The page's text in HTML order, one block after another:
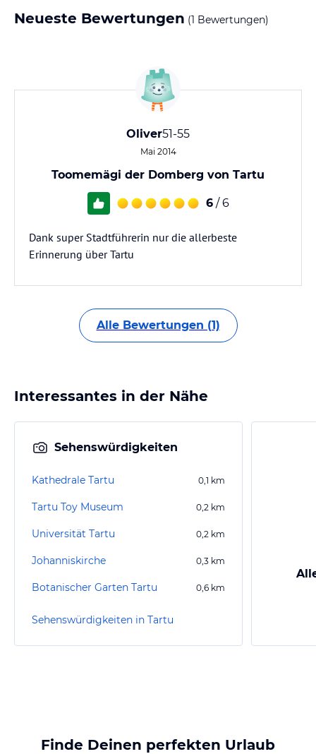
Neueste Bewertungen (1 Bewertungen)
Oliver51-55
Mai 2014
Toomemägi der Domberg von Tartu
6 / 6
Dank super Stadtführerin nur die allerbeste
Erinnerung über Tartu
Alle Bewertungen (1)
Interessantes in der Nähe
Sehenswürdigkeiten
Kathedrale Tartu 0,1 km
Tartu Toy Museum 0,2 km
Universität Tartu 0,2 km
Johanniskirche 0,3 km
Botanischer Garten Tartu 0,6 km
Sehenswürdigkeiten in Tartu
Finde Deinen perfekten Urlaub